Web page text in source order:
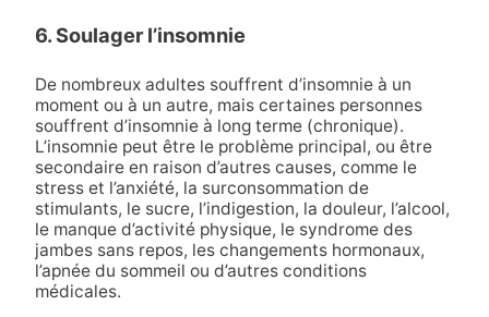
6. Soulager l’insomnie
De nombreux adultes souffrent d’insomnie à un
moment ou à un autre, mais certaines personnes
souffrent d’insomnie à long terme (chronique).
L’insomnie peut être le problème principal, ou être
secondaire en raison d’autres causes, comme le
stress et l’anxiété, la surconsommation de
stimulants, le sucre, l’indigestion, la douleur, l’alcool,
le manque d’activité physique, le syndrome des
jambes sans repos, les changements hormonaux,
l’apnée du sommeil ou d’autres conditions
médicales.